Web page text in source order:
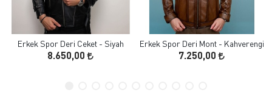
Erkek Spor Deri Ceket - Siyah
8.650,00
Erkek Spor Deri Mont - Kahverengi
7.250,00